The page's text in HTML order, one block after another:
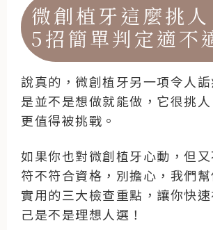
微創植牙這麼挑
5招簡單判定適不
說真的，微創植牙另一項令人
是並不是想做就能做，它很挑
更值得被挑戰。
如果你也對微創植牙心動，但
符不符合資格，別擔心，我們
實用的三大檢查重點，讓你快
己是不是理想人選！